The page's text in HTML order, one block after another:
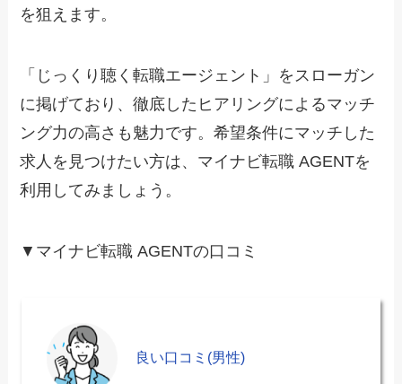
を狙えます。
「じっくり聴く転職エージェント」をスローガン
に掲げており、徹底したヒアリングによるマッチ
ング力の高さも魅力です。希望条件にマッチした
求人を見つけたい方は、マイナビ転職 AGENTを
利用してみましょう。
▼マイナビ転職 AGENTの口コミ
良い口コミ(男性)